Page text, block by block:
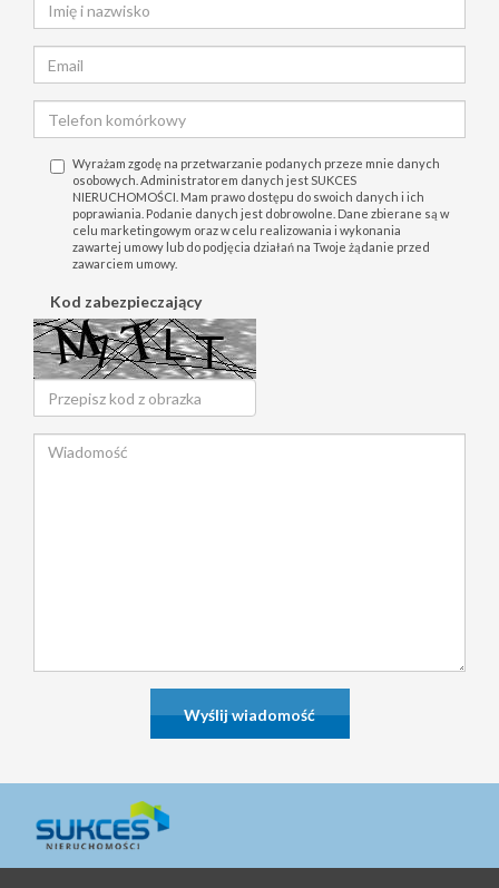
Wyrażam zgodę na przetwarzanie podanych przeze mnie danych
osobowych. Administratorem danych jest SUKCES
NIERUCHOMOŚCI. Mam prawo dostępu do swoich danych i ich
poprawiania. Podanie danych jest dobrowolne. Dane zbierane są w
celu marketingowym oraz w celu realizowania i wykonania
zawartej umowy lub do podjęcia działań na Twoje żądanie przed
zawarciem umowy.
Kod zabezpieczający